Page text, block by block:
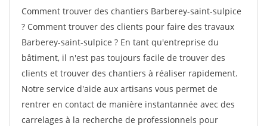
Comment trouver des chantiers Barberey-saint-sulpice
? Comment trouver des clients pour faire des travaux
Barberey-saint-sulpice ? En tant qu'entreprise du
bâtiment, il n'est pas toujours facile de trouver des
clients et trouver des chantiers à réaliser rapidement.
Notre service d'aide aux artisans vous permet de
rentrer en contact de manière instantannée avec des
carrelages à la recherche de professionnels pour